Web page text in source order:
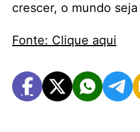
crescer, o mundo seja
Fonte: Clique aqui